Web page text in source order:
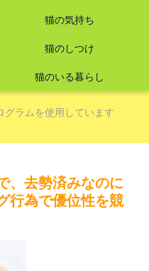
猫の気持ち
猫のしつけ
猫のいる暮らし
グラムを使用しています
、去勢済みなのに
行為で優位性を競